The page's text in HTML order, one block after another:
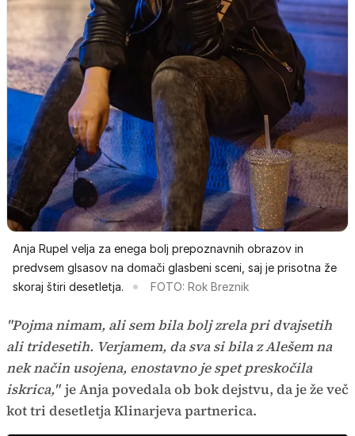
Anja Rupel velja za enega bolj prepoznavnih obrazov in
predvsem glsasov na domači glasbeni sceni, saj je prisotna že
skoraj štiri desetletja.
FOTO: Rok Breznik
"Pojma nimam, ali sem bila bolj zrela pri dvajsetih
ali tridesetih. Verjamem, da sva si bila z Alešem na
nek način usojena, enostavno je spet preskočila
iskrica," je Anja povedala ob bok dejstvu, da je že več
kot tri desetletja Klinarjeva partnerica.